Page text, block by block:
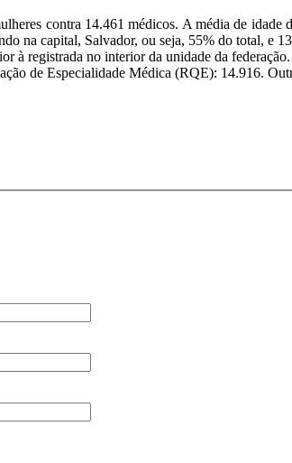
contra 14.461 médicos. A média de idade
na capital, Salvador, ou seja, 55% do total, e
à registrada no interior da unidade da
de Especialidade Médica (RQE): 14.916.